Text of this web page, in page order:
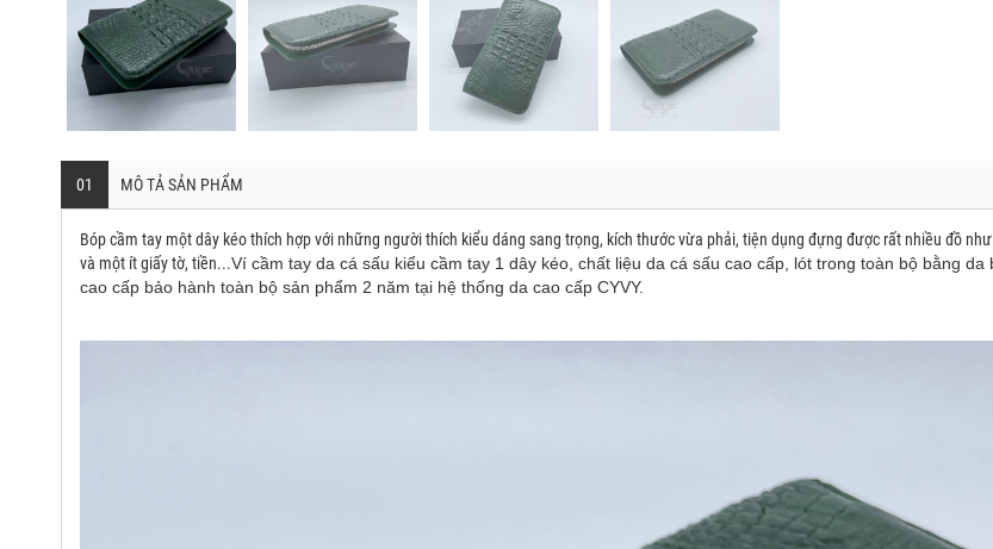
01 MÔ TẢ SẢN PHẨM
Bóp cầm tay một dây kéo thích hợp với những người thích kiểu dáng sang trọng, kích thước vừa phải, tiện dụng đựng được rất nhiều đồ
và một ít giấy tờ, tiền...Ví cầm tay da cá sấu kiểu cầm tay 1 dây kéo, chất liệu da cá sấu cao cấp, lót trong toàn bộ bằng da
cao cấp bảo hành toàn bộ sản phẩm 2 năm tại hệ thống da cao cấp CYVY.